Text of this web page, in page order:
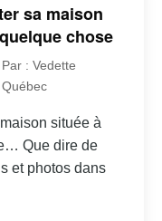
sa maison
chose
Par : Vedette
Québec
située à
Que dire de
et photos dans